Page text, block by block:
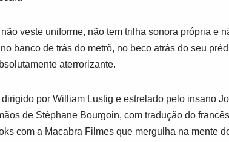
veste uniforme, não tem trilha sonora própria e
banco de trás do metrô, no beco atrás do seu
aterrorizante.
por William Lustig e estrelado pelo insano
de Stéphane Bourgoin, com tradução do
com a Macabra Filmes que mergulha na mente